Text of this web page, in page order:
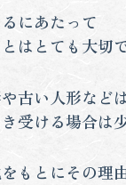
にあたって
はとても大切で
古い人形など
受ける場合は
もとにその理